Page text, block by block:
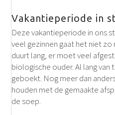
Vakantieperiode in
Deze vakantieperiode in ons
veel gezinnen gaat het niet
duurt lang, er moet veel
biologische ouder. Al lang van
geboekt. Nog meer dan
houden met de gemaakte
de soep.